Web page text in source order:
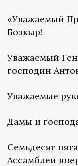
«Уважаемый
Бозкыр!
Уважаемый
господин
Уважаемые
Дамы и
Семьдесят
Ассамблеи